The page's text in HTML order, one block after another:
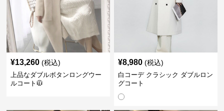
¥13,260 (税込)
上品なダブルボタンロングウー
ルコート🧥
¥8,980 (税込)
白コーデ クラシック ダブルロン
グコート